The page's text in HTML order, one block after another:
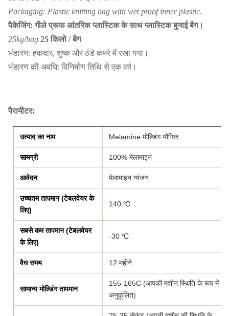
Packaging: Plastic knitting bag with wet proof inner plastic.
पैकेजिंग: गीले प्रूफ आंतरिक प्लास्टिक के साथ प्लास्टिक बुनाई बैग।
25kg/bag 25 किलो / बैग
भंडारण: हवादार, शुष्क और ठंडे कमरे में रखा गया।
भंडारण की अवधि: विनिर्माण तिथि से एक वर्ष।
पैरामीटर:
उत्पाद का नाम Melamine मोल्डिंग यौगिक
सामग्री 100% मेलामाइन
आवेदन मेलामाइन व्यंजन
उच्चतम तापमान (टेबलवेयर के
लिए)
140 ℃
सबसे कम तापमान (टेबलवेयर
के लिए)
-30 ℃
वैध समय 12 महीने
सामान्य मोल्डिंग तापमान
155-165C (आपकी मशीन स्थिति के रूप में
अनुकूलित)